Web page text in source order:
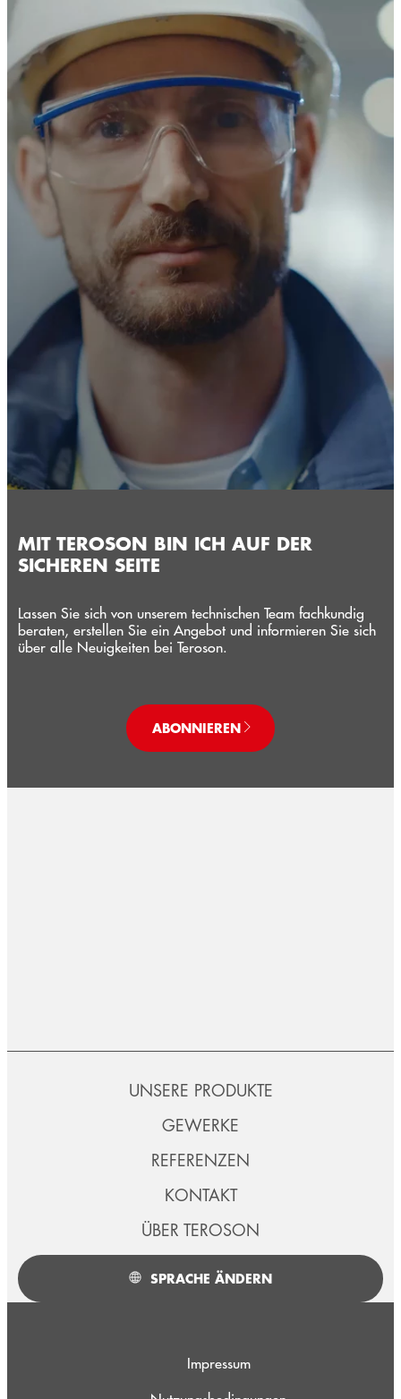
MIT TEROSON BIN ICH AUF DER
SICHEREN SEITE
Lassen Sie sich von unserem technischen Team fachkundig
beraten, erstellen Sie ein Angebot und informieren Sie sich
über alle Neuigkeiten bei Teroson.
ABONNIEREN
UNSERE PRODUKTE
GEWERKE
REFERENZEN
KONTAKT
ÜBER TEROSON
SPRACHE ÄNDERN
Impressum